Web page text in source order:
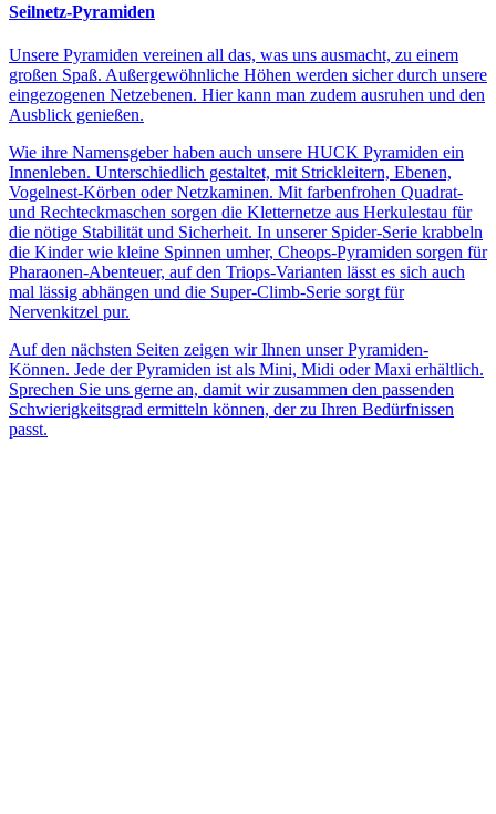
Seilnetz-Pyramiden
Unsere Pyramiden vereinen all das, was uns ausmacht, zu einem
großen Spaß. Außergewöhnliche Höhen werden sicher durch unsere
eingezogenen Netzebenen. Hier kann man zudem ausruhen und den
Ausblick genießen.
Wie ihre Namensgeber haben auch unsere HUCK Pyramiden ein
Innenleben. Unterschiedlich gestaltet, mit Strickleitern, Ebenen,
Vogelnest-Körben oder Netzkaminen. Mit farbenfrohen Quadrat-
und Rechteckmaschen sorgen die Kletternetze aus Herkulestau für
die nötige Stabilität und Sicherheit. In unserer Spider-Serie krabbeln
die Kinder wie kleine Spinnen umher, Cheops-Pyramiden sorgen für
Pharaonen-Abenteuer, auf den Triops-Varianten lässt es sich auch
mal lässig abhängen und die Super-Climb-Serie sorgt für
Nervenkitzel pur.
Auf den nächsten Seiten zeigen wir Ihnen unser Pyramiden-
Können. Jede der Pyramiden ist als Mini, Midi oder Maxi erhältlich.
Sprechen Sie uns gerne an, damit wir zusammen den passenden
Schwierigkeitsgrad ermitteln können, der zu Ihren Bedürfnissen
passt.